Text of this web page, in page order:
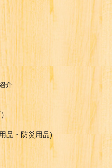
介
品・防災用品)